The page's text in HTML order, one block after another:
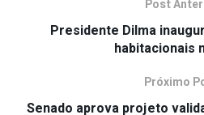
Post
Presidente Dilma
habitacionais
Próximo
Senado aprova projeto